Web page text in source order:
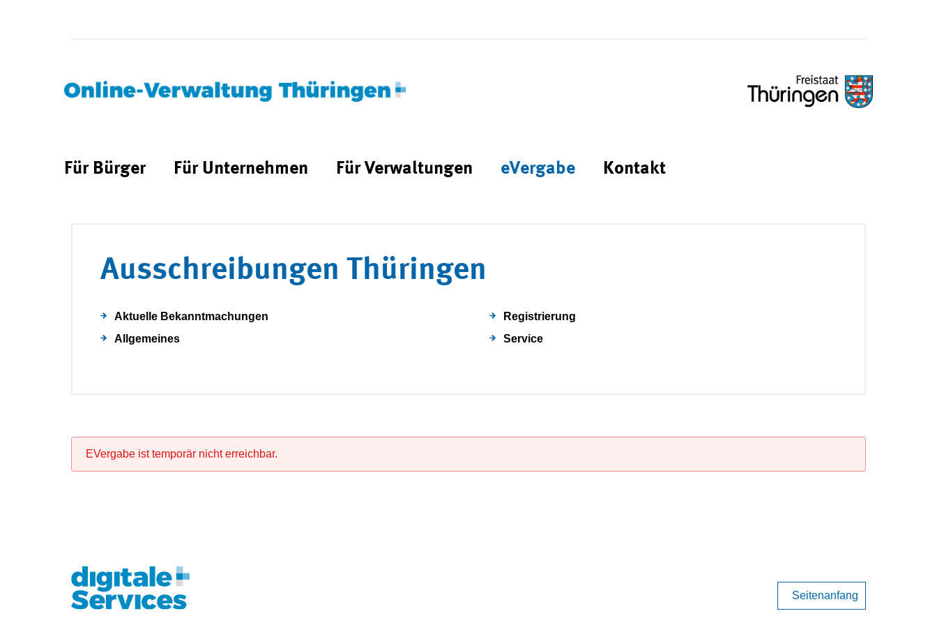
Für Bürger Für Unternehmen Für Verwaltungen eVergabe Kontakt
Ausschreibungen Thüringen
Aktuelle Bekanntmachungen
Allgemeines
Registrierung
Service
EVergabe ist temporär nicht erreichbar.
Seitenanfang